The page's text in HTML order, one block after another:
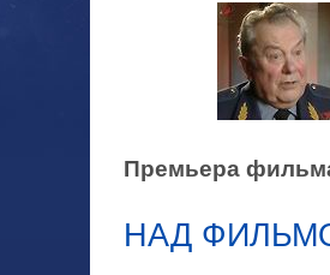
Премьера
НАД